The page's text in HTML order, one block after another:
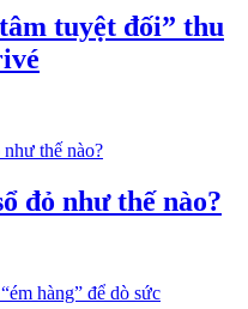
tuyệt đối” thu
đỏ như thế nào?